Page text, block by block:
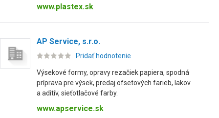
www.plastex.sk
AP Service, s.r.o.
Pridať hodnotenie
Výsekové formy, opravy rezačiek papiera, spodná
príprava pre výsek, predaj ofsetových farieb, lakov
a aditív, sieťotlačové farby.
www.apservice.sk